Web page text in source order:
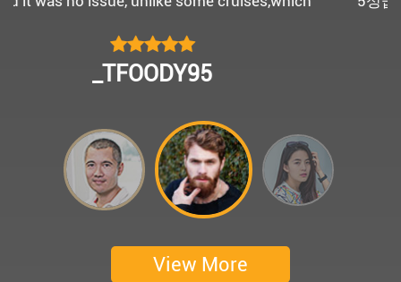
멀미가 있으신 부모님을 배려해서 리무진에서 앞좌
석으로 배치해주시어 고마웠습니다.
킹은 부모님께 멋진 추억을 만들어 주었네요.
어머니 환갑을 기념하여 몽쉐리 크루즈에서 이쁜
꽃다발과 맛있는 케잌으로 깜짝 파티를 만들어 주
셨어요. 어머니께서 큰 감동을 받으셨답니다. 멋진
추억을 만들어 주신 몽쉐리 크루즈와 Darian
Culbert께 감사드려요 ^^
CHOKYUNGSEOK
View More